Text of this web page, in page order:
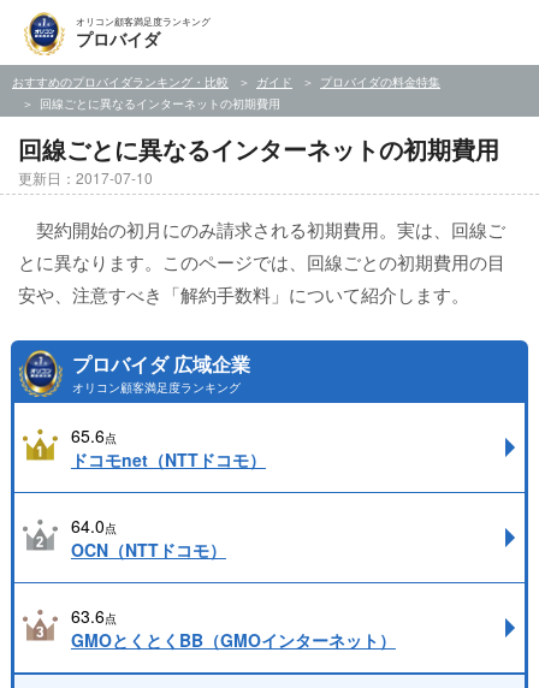
オリコン顧客満足度ランキング
プロバイダ
おすすめのプロバイダランキング・比較 ガイド
プロバイダの料金特集
回線ごとに異なるインターネットの初期費用
回線ごとに異なるインターネットの初期費用
更新日：2017-07-10
契約開始の初月にのみ請求される初期費用。実は、回線ご
とに異なります。このページでは、回線ごとの初期費用の目
安や、注意すべき「解約手数料」について紹介します。
プロバイダ 広域企業
オリコン顧客満足度ランキング
65.6点
ドコモnet（NTTドコモ）
64.0点
OCN（NTTドコモ）
63.6点
GMOとくとくBB（GMOインターネット）